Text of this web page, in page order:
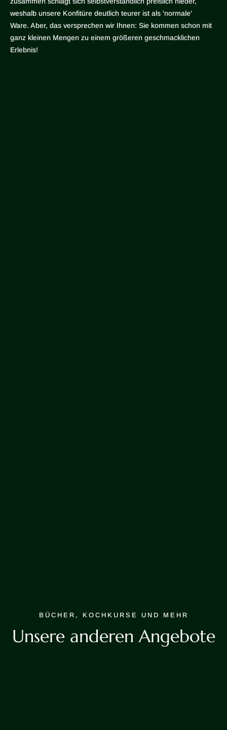
weshalb unsere Konfitüre deutlich teurer ist als 'normale'
Ware. Aber, das versprechen wir Ihnen: Sie kommen schon mit
ganz kleinen Mengen zu einem größeren geschmacklichen
Erlebnis!
BÜCHER, KOCHKURSE UND MEHR
Unsere anderen Angebote